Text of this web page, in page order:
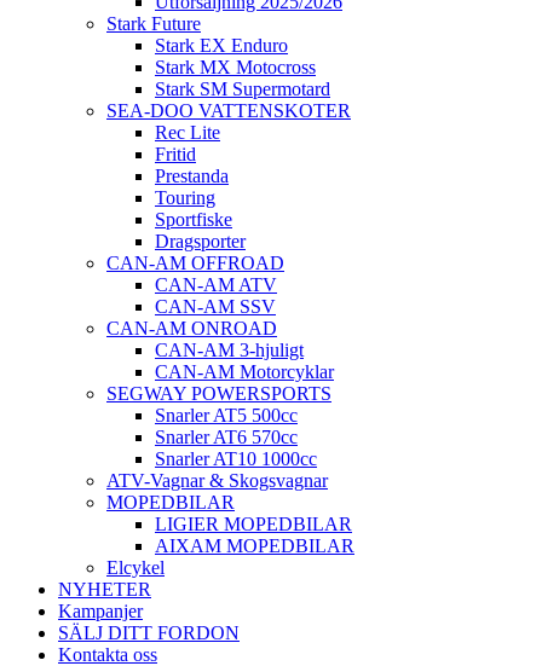
Stark Future
Stark EX Enduro
Stark MX Motocross
Stark SM Supermotard
SEA-DOO VATTENSKOTER
Rec Lite
Fritid
Prestanda
Touring
Sportfiske
Dragsporter
CAN-AM OFFROAD
CAN-AM ATV
CAN-AM SSV
CAN-AM ONROAD
CAN-AM 3-hjuligt
CAN-AM Motorcyklar
SEGWAY POWERSPORTS
Snarler AT5 500cc
Snarler AT6 570cc
Snarler AT10 1000cc
ATV-Vagnar & Skogsvagnar
MOPEDBILAR
LIGIER MOPEDBILAR
AIXAM MOPEDBILAR
Elcykel
NYHETER
Kampanjer
SÄLJ DITT FORDON
Kontakta oss